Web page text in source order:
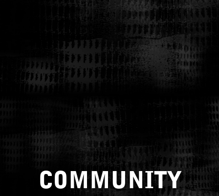
COMMUNITY